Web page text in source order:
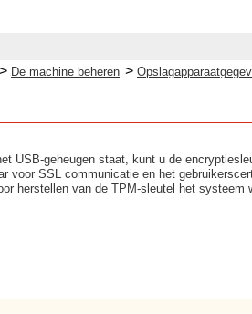
> De machine beheren >
USB-geheugen staat, kunt u de
voor SSL communicatie en het
herstellen van de TPM-sleutel het